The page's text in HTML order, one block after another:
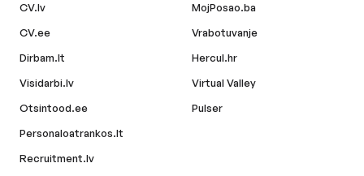
CV.lv
CV.ee
Dirbam.lt
Visidarbi.lv
Otsintood.ee
Personaloatrankos.lt
Recruitment.lv
MojPosao.ba
Vrabotuvanje
Hercul.hr
Virtual Valley
Pulser